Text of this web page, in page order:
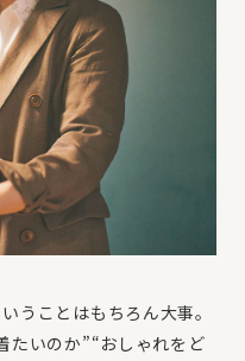
うことはもちろん大事。
たいのか”“おしゃれをど